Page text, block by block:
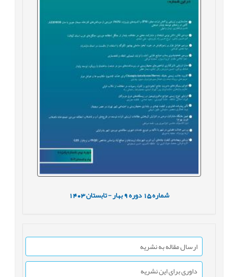
شماره15 دوره9 بهار - تابستان1403
ارسال مقاله به نشریه
داوری برای این نشریه